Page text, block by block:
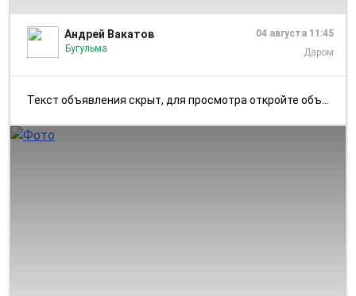
Андрей Вакатов
Бугульма
04 августа 11:45
Даром
Текст объявления скрыт, для просмотра откройте объявление в приложении...